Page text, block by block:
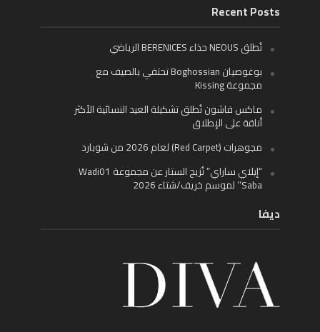
Recent Posts
تُطلق NEOUS حذاء BERENICES الرياضي
بوغوصيان Boghossian تحتفي بالصيف مع
مجموعة Kissing
ماكس فاشون تُطلق تشكيلة العيد النسائية الأكثر
أناقة على الإطلاق
مجوهرات (Red Carpet) لعام 2026 من شوبارد
“إيلاي ساراي” تُزيح الستار عن مجموعة Wadi01
‘Saba’ لموسم خريف/شتاء 2026
ديفا